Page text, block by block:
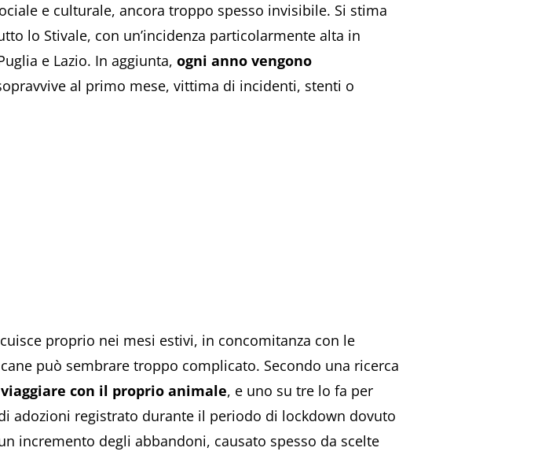
e culturale, ancora troppo spesso invisibile. Si stima
lo Stivale, con un’incidenza particolarmente alta in
e Lazio. In aggiunta, ogni anno vengono
al primo mese, vittima di incidenti, stenti o
proprio nei mesi estivi, in concomitanza con le
può sembrare troppo complicato. Secondo una ricerca
con il proprio animale, e uno su tre lo fa per
adozioni registrato durante il periodo di lockdown dovuto
incremento degli abbandoni, causato spesso da scelte